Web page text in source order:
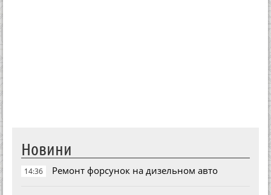
Новини
14:36 Ремонт форсунок на дизельном авто